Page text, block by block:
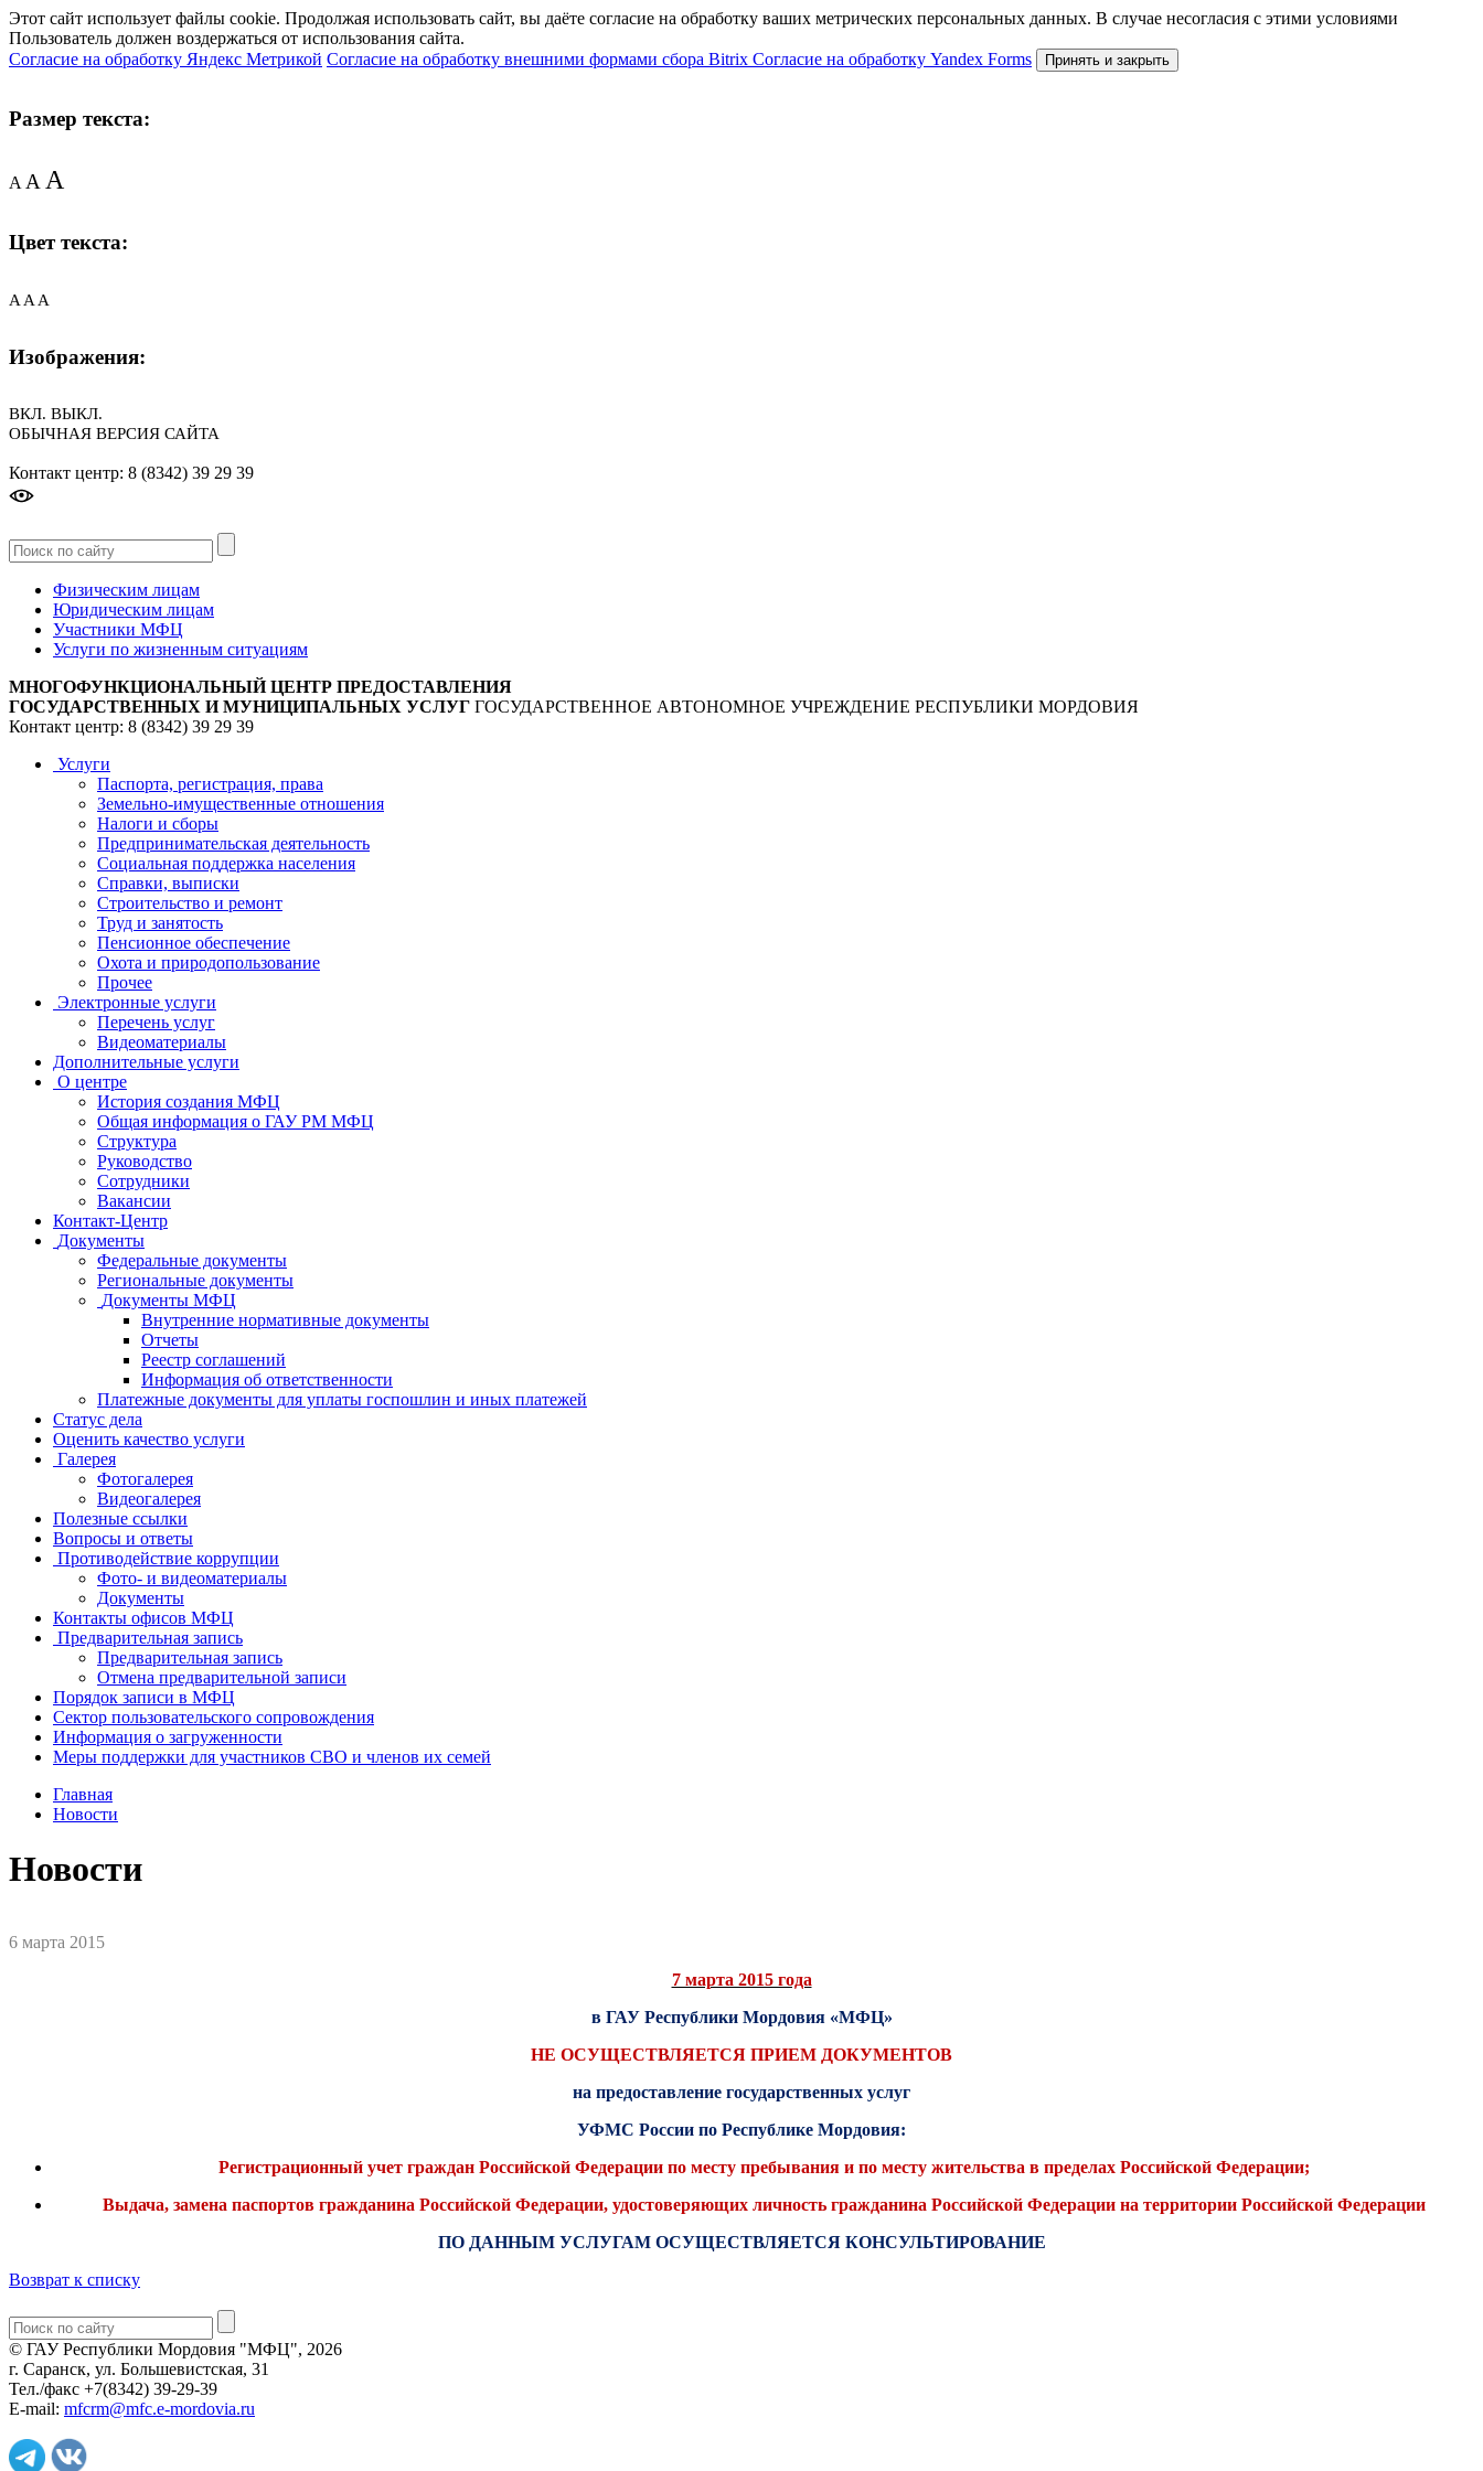
Этот сайт использует файлы cookie. Продолжая использовать сайт, вы даёте согласие на обработку ваших метрических персональных данных. В случае несогласия с этими условиями
Пользователь должен воздержаться от использования сайта.
Согласие на обработку Яндекс Метрикой Согласие на обработку внешними формами сбора Bitrix Согласие на обработку Yandex Forms Принять и закрыть
Размер текста:
AAA
Цвет текста:
A A A
Изображения:
ВКЛ. ВЫКЛ.
ОБЫЧНАЯ ВЕРСИЯ САЙТА
Контакт центр: 8 (8342) 39 29 39
Физическим лицам
Юридическим лицам
Участники МФЦ
Услуги по жизненным ситуациям
МНОГОФУНКЦИОНАЛЬНЫЙ ЦЕНТР ПРЕДОСТАВЛЕНИЯ
ГОСУДАРСТВЕННЫХ И МУНИЦИПАЛЬНЫХ УСЛУГ ГОСУДАРСТВЕННОЕ АВТОНОМНОЕ УЧРЕЖДЕНИЕ РЕСПУБЛИКИ МОРДОВИЯ
Контакт центр: 8 (8342) 39 29 39
Услуги
Паспорта, регистрация, права
Земельно-имущественные отношения
Налоги и сборы
Предпринимательская деятельность
Социальная поддержка населения
Справки, выписки
Строительство и ремонт
Труд и занятость
Пенсионное обеспечение
Охота и природопользование
Прочее
Электронные услуги
Перечень услуг
Видеоматериалы
Дополнительные услуги
О центре
История создания МФЦ
Общая информация о ГАУ РМ МФЦ
Структура
Руководство
Сотрудники
Вакансии
Контакт-Центр
Документы
Федеральные документы
Региональные документы
Документы МФЦ
Внутренние нормативные документы
Отчеты
Реестр соглашений
Информация об ответственности
Платежные документы для уплаты госпошлин и иных платежей
Статус дела
Оценить качество услуги
Галерея
Фотогалерея
Видеогалерея
Полезные ссылки
Вопросы и ответы
Противодействие коррупции
Фото- и видеоматериалы
Документы
Контакты офисов МФЦ
Предварительная запись
Предварительная запись
Отмена предварительной записи
Порядок записи в МФЦ
Сектор пользовательского сопровождения
Информация о загруженности
Меры поддержки для участников СВО и членов их семей
Главная
Новости
Новости
6 марта 2015
7 марта 2015 года
в ГАУ Республики Мордовия «МФЦ»
НЕ ОСУЩЕСТВЛЯЕТСЯ ПРИЕМ ДОКУМЕНТОВ
на предоставление государственных услуг
УФМС России по Республике Мордовия:
Регистрационный учет граждан Российской Федерации по месту пребывания и по месту жительства в пределах Российской Федерации;
Выдача, замена паспортов гражданина Российской Федерации, удостоверяющих личность гражданина Российской Федерации на территории Российской Федерации
ПО ДАННЫМ УСЛУГАМ ОСУЩЕСТВЛЯЕТСЯ КОНСУЛЬТИРОВАНИЕ
Возврат к списку
© ГАУ Республики Мордовия "МФЦ", 2026
г. Саранск, ул. Большевистская, 31
Тел./факс +7(8342) 39-29-39
E-mail: mfcrm@mfc.e-mordovia.ru